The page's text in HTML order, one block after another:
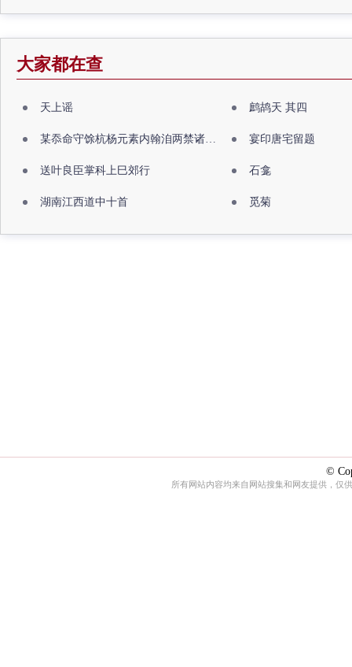
大家都在查
天上谣 鹧鸪天 其四
某忝命守馀杭杨元素内翰洎两禁诸公出祖佛寺 宴印唐宅留题
送叶良臣掌科上巳郊行 石龛
湖南江西道中十首 觅菊
©
所有网站内容均来自网站搜集和网友提供，仅